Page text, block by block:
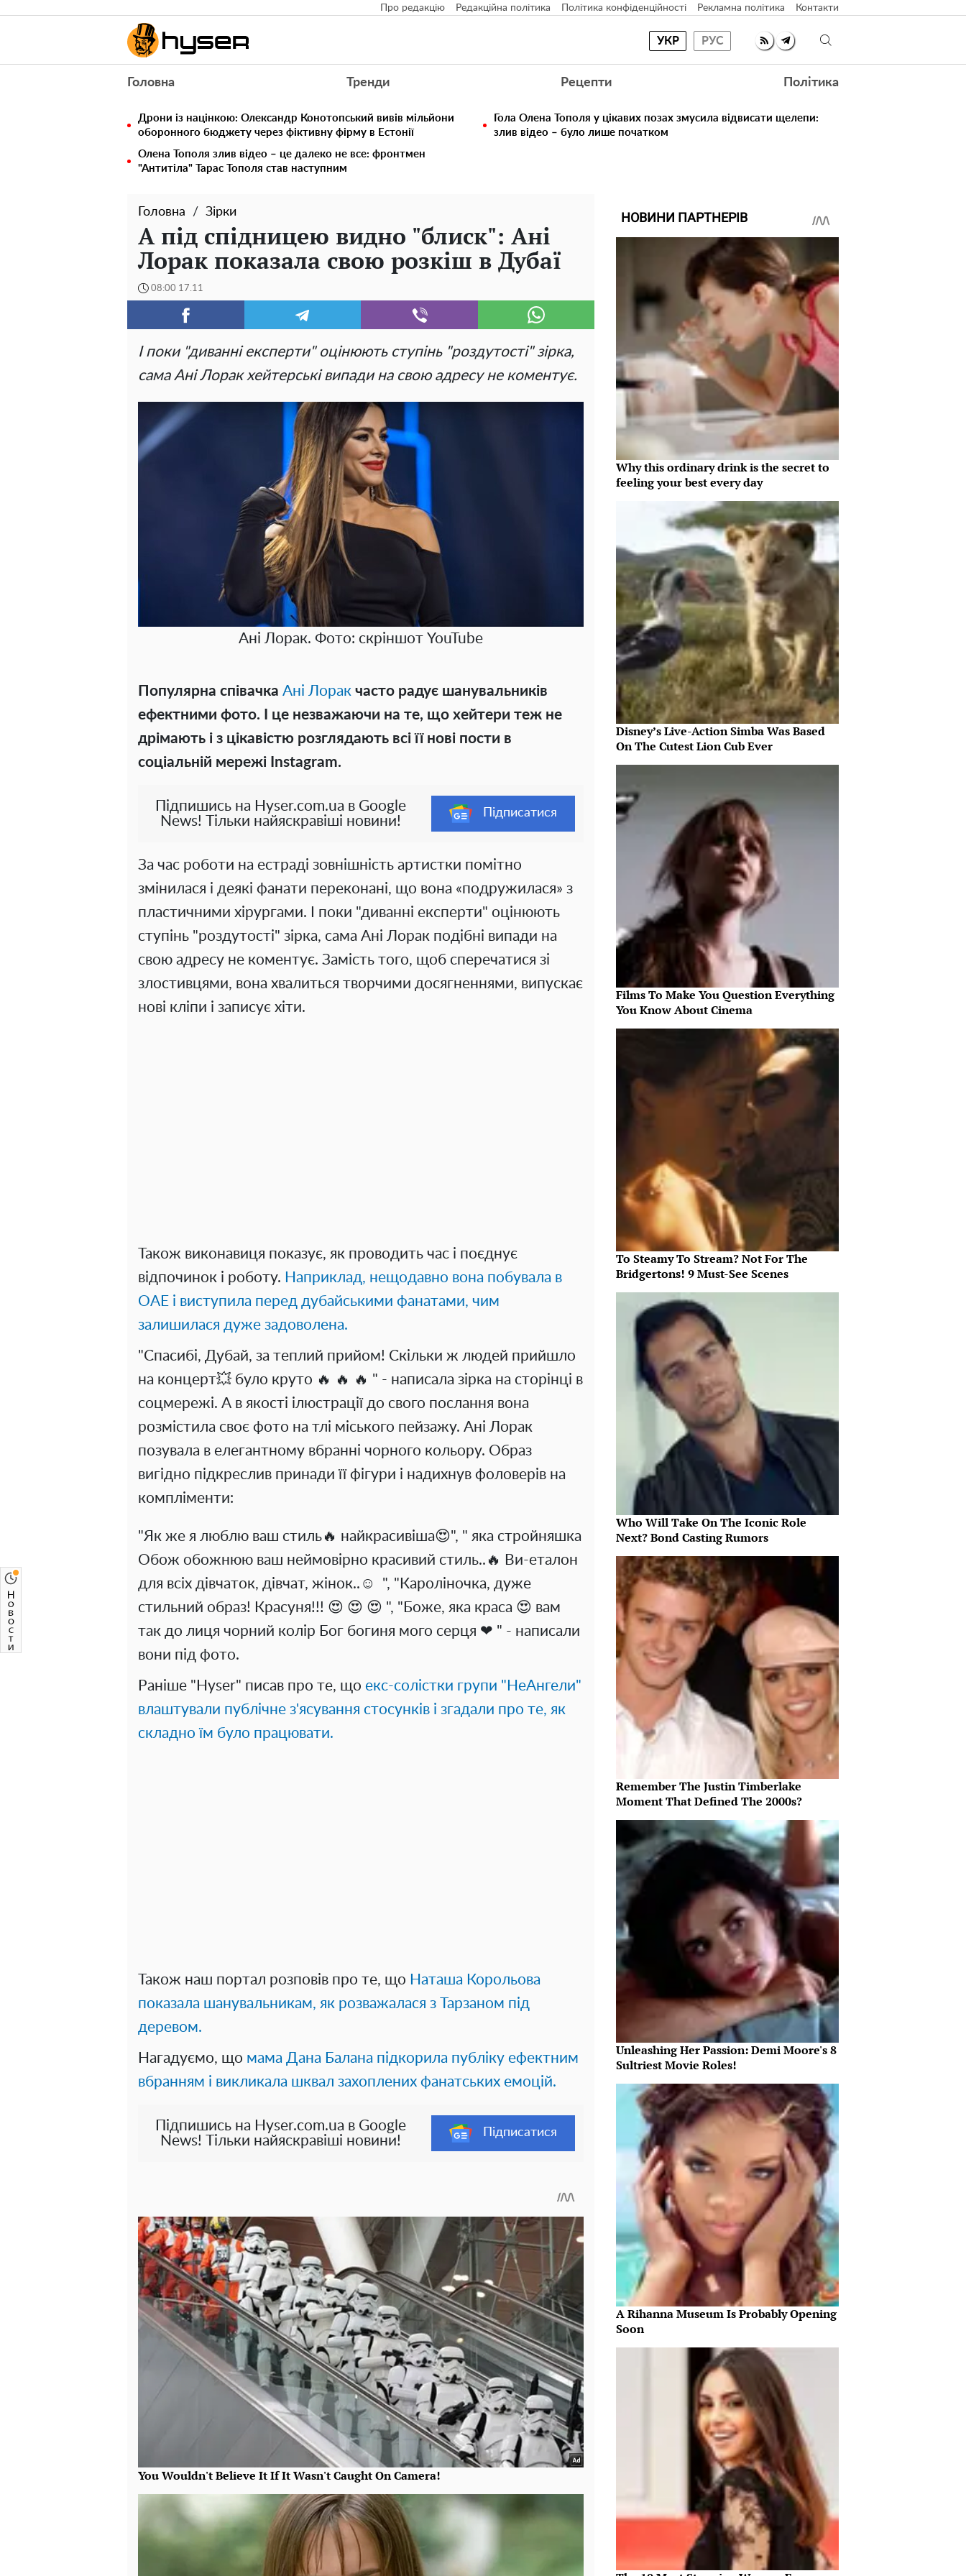
Про редакцію Редакційна політика Політика конфіденційності Рекламна політика Контакти
УКР РУС
Головна Тренди Рецепти Політика
Дрони із націнкою: Олександр Конотопський вивів мільйони
оборонного бюджету через фіктивну фірму в Естонії
Гола Олена Тополя у цікавих позах змусила відвисати щелепи:
злив відео – було лише початком
Олена Тополя злив відео – це далеко не все: фронтмен
"Антитіла" Тарас Тополя став наступним
Головна Зірки
А під спідницею видно "блиск": Ані
Лорак показала свою розкіш в Дубаї
08:00 17.11
І поки "диванні експерти" оцінюють ступінь "роздутості" зірка,
сама Ані Лорак хейтерські випади на свою адресу не коментує.
Ані Лорак. Фото: скріншот YouTube
Популярна співачка Ані Лорак часто радує шанувальників
ефектними фото. І це незважаючи на те, що хейтери теж не
дрімають і з цікавістю розглядають всі її нові пости в
соціальній мережі Instagram.
Підпишись на Hyser.com.ua в Google
News! Тільки найяскравіші новини!
Підписатися
За час роботи на естраді зовнішність артистки помітно
змінилася і деякі фанати переконані, що вона «подружилася» з
пластичними хірургами. І поки "диванні експерти" оцінюють
ступінь "роздутості" зірка, сама Ані Лорак подібні випади на
свою адресу не коментує. Замість того, щоб сперечатися зі
злостивцями, вона хвалиться творчими досягненнями, випускає
нові кліпи і записує хіти.
Також виконавиця показує, як проводить час і поєднує
відпочинок і роботу. Наприклад, нещодавно вона побувала в
ОАЕ і виступила перед дубайськими фанатами, чим
залишилася дуже задоволена.
"Спасибі, Дубай, за теплий прийом! Скільки ж людей прийшло
на концерт💥 було круто 🔥 🔥 🔥 " - написала зірка на сторінці в
соцмережі. А в якості ілюстрації до свого послання вона
розмістила своє фото на тлі міського пейзажу. Ані Лорак
позувала в елегантному вбранні чорного кольору. Образ
вигідно підкреслив принади її фігури і надихнув фоловерів на
компліменти:
"Як же я люблю ваш стиль🔥 найкрасивіша😍", " яка стройняшка
Обож обожнюю ваш неймовірно красивий стиль..🔥 Ви-еталон
для всіх дівчаток, дівчат, жінок..☺ ️ ", "Кароліночка, дуже
стильний образ! Красуня!!! 😍 😍 😍 ", "Боже, яка краса 😍 вам
так до лиця чорний колір Бог богиня мого серця ❤ ️" - написали
вони під фото.
Раніше "Hyser" писав про те, що екс-солістки групи "НеАнгели"
влаштували публічне з'ясування стосунків і згадали про те, як
складно їм було працювати.
Також наш портал розповів про те, що Наташа Корольова
показала шанувальникам, як розважалася з Тарзаном під
деревом.
Нагадуємо, що мама Дана Балана підкорила публіку ефектним
вбранням і викликала шквал захоплених фанатських емоцій.
Підпишись на Hyser.com.ua в Google
News! Тільки найяскравіші новини!
Підписатися
НОВИНИ ПАРТНЕРІВ
Why this ordinary drink is the secret to
feeling your best every day
Disney’s Live-Action Simba Was Based
On The Cutest Lion Cub Ever
Films To Make You Question Everything
You Know About Cinema
To Steamy To Stream? Not For The
Bridgertons! 9 Must-See Scenes
Who Will Take On The Iconic Role
Next? Bond Casting Rumors
Remember The Justin Timberlake
Moment That Defined The 2000s?
Unleashing Her Passion: Demi Moore's 8
Sultriest Movie Roles!
A Rihanna Museum Is Probably Opening
Soon